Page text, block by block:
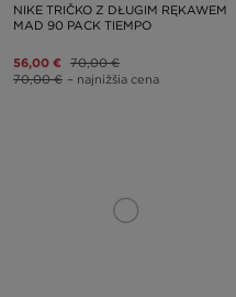
NIKE TRIČKO Z DŁUGIM RĘKAWEM
MAD 90 PACK TIEMPO
56,00 € 70,00 €
70,00 € – najnižšia cena